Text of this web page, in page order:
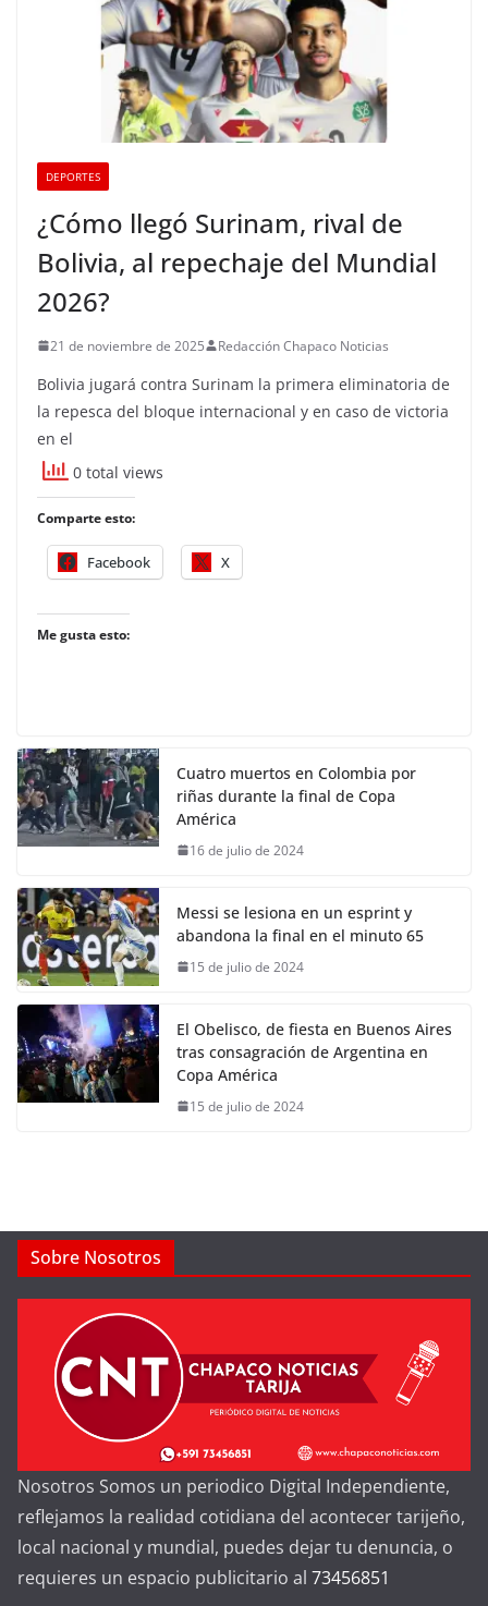
DEPORTES
¿Cómo llegó Surinam, rival de
Bolivia, al repechaje del Mundial
2026?
21 de noviembre de 2025 Redacción Chapaco Noticias
Bolivia jugará contra Surinam la primera eliminatoria de
la repesca del bloque internacional y en caso de victoria
en el
0 total views
Comparte esto:
Facebook X
Me gusta esto:
Cuatro muertos en Colombia por
riñas durante la final de Copa
América
16 de julio de 2024
Messi se lesiona en un esprint y
abandona la final en el minuto 65
15 de julio de 2024
El Obelisco, de fiesta en Buenos Aires
tras consagración de Argentina en
Copa América
15 de julio de 2024
Sobre Nosotros
Nosotros Somos un periodico Digital Independiente,
reflejamos la realidad cotidiana del acontecer tarijeño,
local nacional y mundial, puedes dejar tu denuncia, o
requieres un espacio publicitario al 73456851